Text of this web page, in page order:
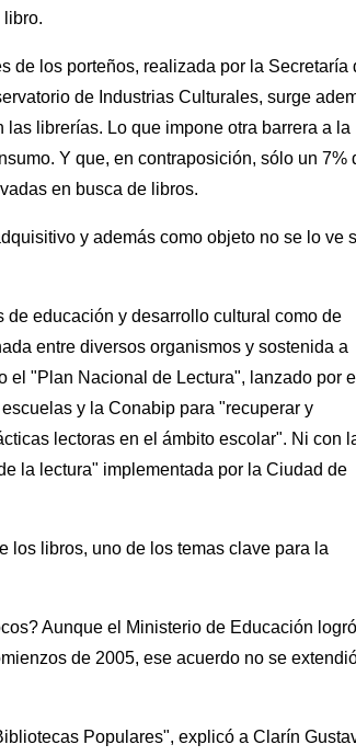
libro.
de los porteños, realizada por la Secretaría
de Industrias Culturales, surge
librerías. Lo que impone otra barrera a la
Y que, en contraposición, sólo un 7%
en busca de libros.
y además como objeto no se lo ve
educación y desarrollo cultural como de
entre diversos organismos y sostenida a
el "Plan Nacional de Lectura", lanzado por el
y la Conabip para "recuperar y
lectoras en el ámbito escolar". Ni con
la lectura" implementada por la Ciudad de
los libros, uno de los temas clave para la
Aunque el Ministerio de Educación
de 2005, ese acuerdo no se
Populares", explicó a Clarín